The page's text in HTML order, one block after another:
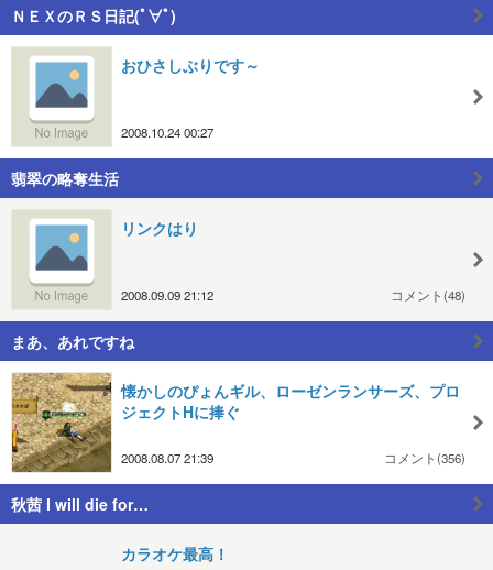
ＮＥＸのＲＳ日記(ﾟ∀ﾟ)
おひさしぶりです～
2008.10.24 00:27
翡翠の略奪生活
リンクはり
2008.09.09 21:12 コメント(48)
まあ、あれですね
懐かしのぴょんギル、ローゼンランサーズ、プロ
ジェクトHに捧ぐ
2008.08.07 21:39 コメント(356)
秋茜 I will die for…
カラオケ最高！